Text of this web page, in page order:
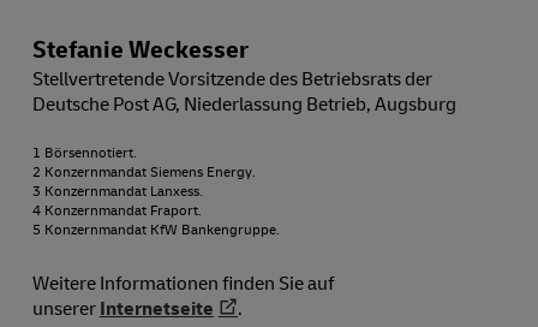
Stefanie Weckesser
Stellvertretende Vorsitzende des Betriebsrats der
Deutsche Post AG, Niederlassung Betrieb, Augsburg
1 Börsennotiert.
2 Konzernmandat Siemens Energy.
3 Konzernmandat Lanxess.
4 Konzernmandat Fraport.
5 Konzernmandat KfW Bankengruppe.
Weitere Informationen finden Sie auf
unsererInternetseite .